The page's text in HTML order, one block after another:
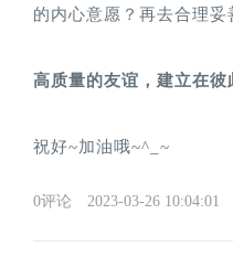
的内心意愿？再去合理
高质量的友谊，建立在
祝好~加油哦~^_~
0评论 2023-03-26 10:04:01